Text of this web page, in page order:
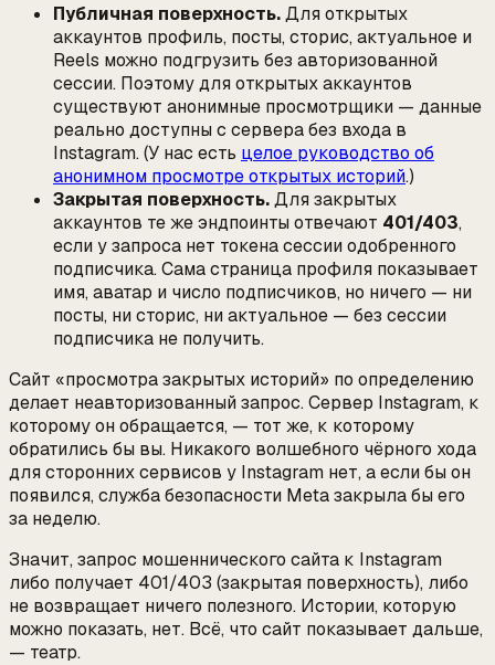
Публичная поверхность.Для открытых
аккаунтов профиль, посты, сторис, актуальное и
Reels можно подгрузить без авторизованной
сессии. Поэтому для открытых аккаунтов
существуют анонимные просмотрщики — данные
реально доступны с сервера без входа в
Instagram. (У нас есть целое руководство об
анонимном просмотре открытых историй.)
Закрытая поверхность.Для закрытых
аккаунтов те же эндпоинты отвечают 401/403,
если у запроса нет токена сессииодобренного
подписчика. Сама страница профиля показывает
имя, аватар и число подписчиков, но ничего — ни
посты, ни сторис, ни актуальное — без сессии
подписчика не получить.
Сайт «просмотра закрытых историй» по определению
делает неавторизованный запрос. Сервер Instagram, к
которому он обращается, — тот же, к которому
обратились бы вы. Никакого волшебного чёрного хода
для сторонних сервисов у Instagram нет, а если бы он
появился, служба безопасности Meta закрыла бы его
за неделю.
Значит, запрос мошеннического сайта к Instagram
либо получает 401/403 (закрытая поверхность), либо
не возвращает ничего полезного. Истории, которую
можно показать, нет. Всё, что сайт показывает дальше,
— театр.